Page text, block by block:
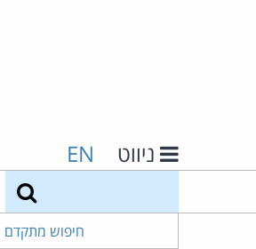
ניווט EN
חיפוש מתקדם